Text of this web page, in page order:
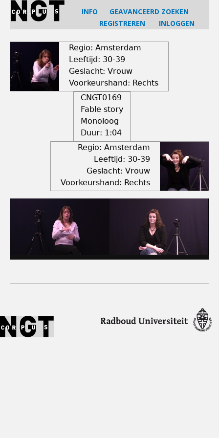
Jump
navigation
INFO
GEAVANCEERD ZOEKEN
REGISTREREN
INLOGGEN
top
Regio: Amsterdam
Leeftijd: 30-39
Geslacht: Vrouw
Voorkeurshand: Rechts
CNGT0169
Fable story
Monoloog
Duur: 1:04
Regio: Amsterdam
Leeftijd: 30-39
Geslacht: Vrouw
Voorkeurshand: Rechts